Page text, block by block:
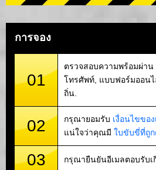
การจอง
01
ตรวจสอบความพร้อมผ่าน
โทรศัพท์, แบบฟอร์มออน
ถิ่น.
02 กรุณายอมรับ เงื่อนไขของ
แน่ใจว่าคุณมี ใบขับขี่ที่ถูก
03 กรุณายืนยันอีเมลตอบรับ